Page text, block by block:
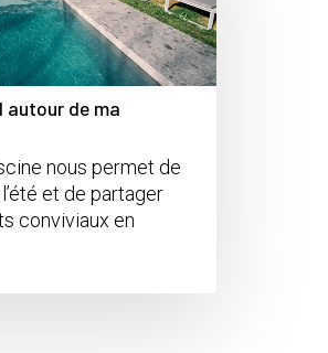
autour de ma
nous permet de
et de partager
conviviaux en